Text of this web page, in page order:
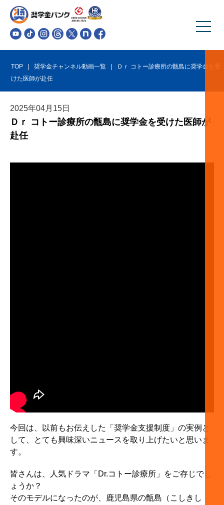
TOP 奨学金チャンネル動画一覧
Ｄｒ コトー診療所の甑島に奨学金を受
けた医師が赴任
2025年04月 15日
Ｄｒ コトー診療所の甑島に奨学金を受けた医師が
赴任
今回は、以前もお伝えした「奨学金支援制度」の実例と
して、とても興味深いニュースを取り上げたいと思いま
す。
皆さんは、人気ドラマ「Dr.コトー診療所」をご存じでし
ょうか？
そのモデルになったのが、鹿児島県の甑島（こしきし